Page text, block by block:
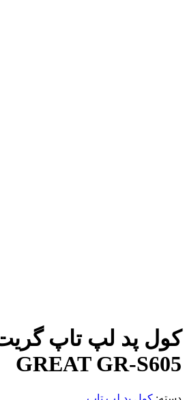
کول پد لپ تاپ
GREAT GR-S605